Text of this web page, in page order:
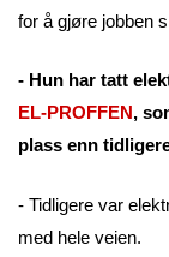
for å gjøre jobben
- Hun har tatt
EL-PROFFEN,
plass enn
- Tidligere var
med hele veien.